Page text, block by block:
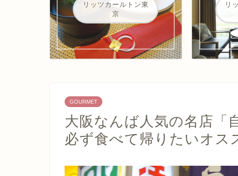
リッツカールトン東
京
リ
GOURMET
大阪なんば人気の名店「
必ず食べて帰りたいオス